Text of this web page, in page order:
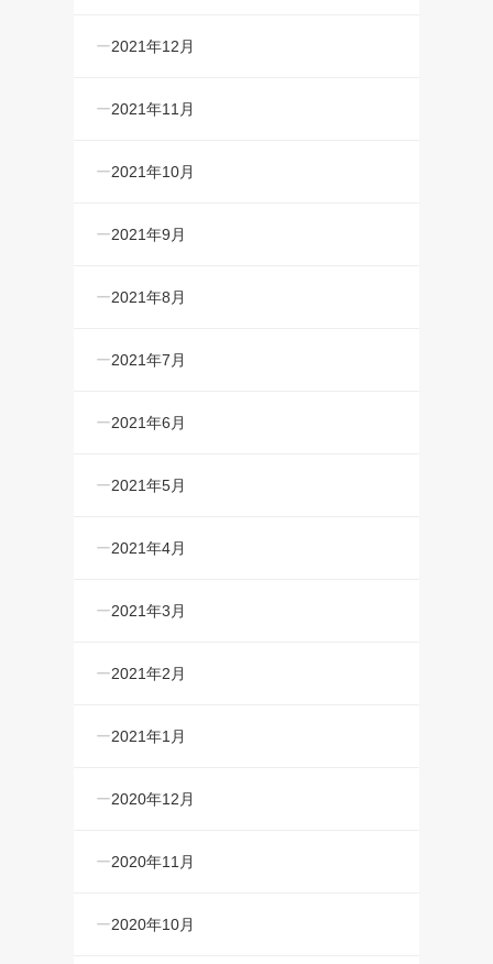
2021年12月
2021年11月
2021年10月
2021年9月
2021年8月
2021年7月
2021年6月
2021年5月
2021年4月
2021年3月
2021年2月
2021年1月
2020年12月
2020年11月
2020年10月